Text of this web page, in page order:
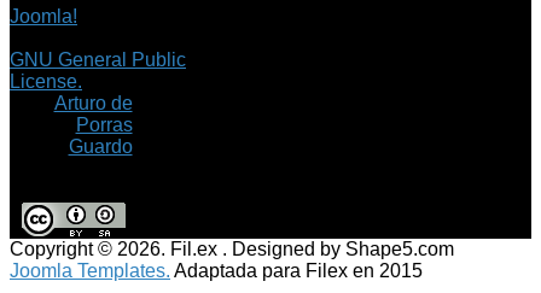
Joomla!
GNU General Public
License.
Arturo de
Porras
Guardo
Copyright © 2026. Fil.ex . Designed by Shape5.com
Joomla Templates. Adaptada para Filex en 2015